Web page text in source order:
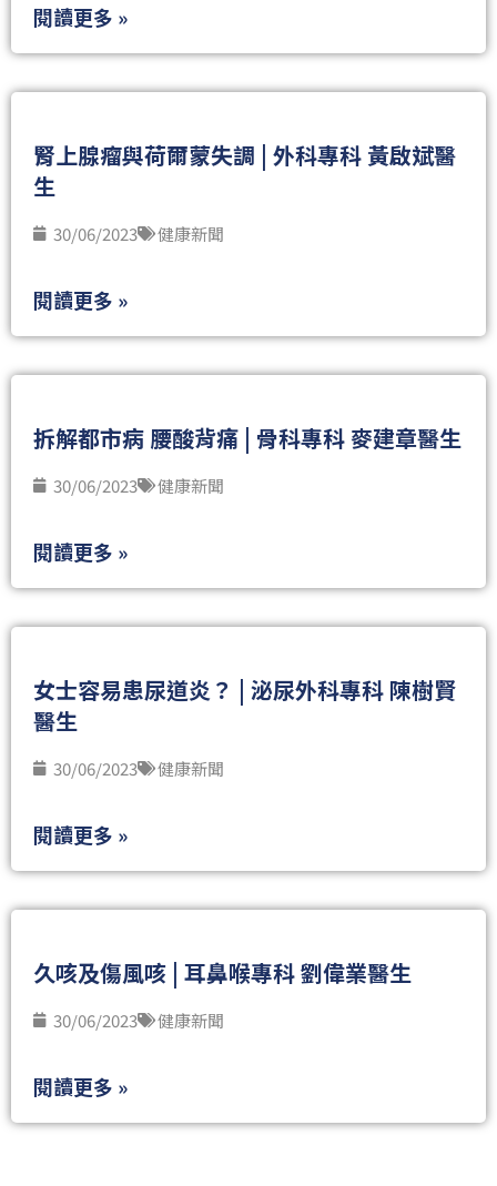
閱讀更多 »
腎上腺瘤與荷爾蒙失調 | 外科專科 黃啟斌醫
生
30/06/2023 健康新聞
閱讀更多 »
拆解都市病 腰酸背痛 | 骨科專科 麥建章醫生
30/06/2023 健康新聞
閱讀更多 »
女士容易患尿道炎？ | 泌尿外科專科 陳樹賢
醫生
30/06/2023 健康新聞
閱讀更多 »
久咳及傷風咳 | 耳鼻喉專科 劉偉業醫生
30/06/2023 健康新聞
閱讀更多 »